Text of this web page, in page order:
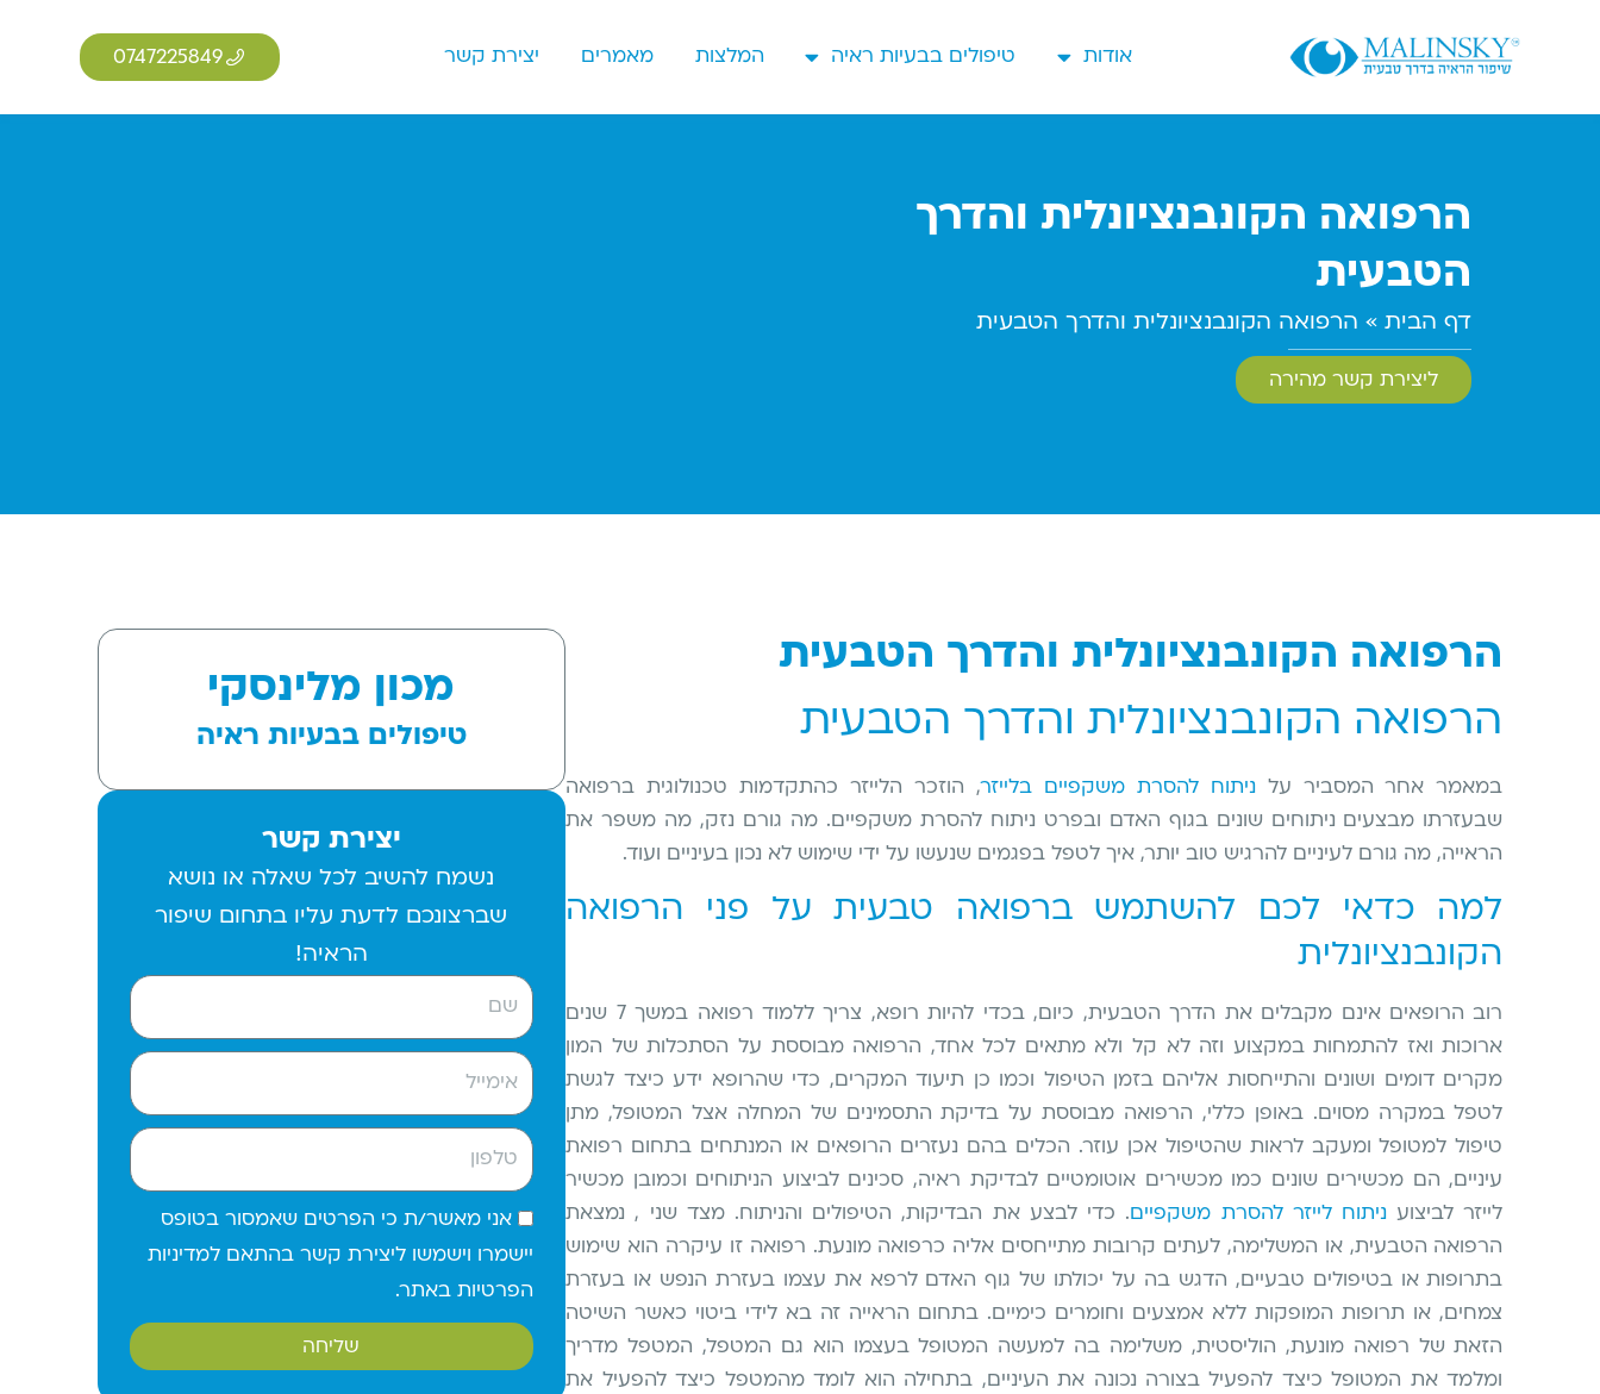
אודות טיפולים בבעיות ראיה המלצות מאמרים יצירת קשר 0747225849
הרפואה הקונבנציונלית והדרך
הטבעית
דף הבית» הרפואה הקונבנציונלית והדרך הטבעית
ליצירת קשר מהירה
הרפואה הקונבנציונלית והדרך הטבעית
הרפואה הקונבנציונלית והדרך הטבעית
במאמר אחר המסביר עלניתוח להסרת משקפיים בלייזר, הוזכר הלייזר כהתקדמות טכנולוגית ברפואה
שבעזרתו מבצעים ניתוחים שונים בגוף האדם
ובפרט ניתוח להסרת משקפיים. מה גורם נזק, מה משפר את
הראייה, מה גורם לעיניים להרגיש טוב יותר, איך לטפל בפגמים שנעשו על ידי שימוש לא נכון בעיניים ועוד.
למה כדאי לכם להשתמש ברפואה טבעית על פני הרפואה
הקונבנציונלית
רוב הרופאים אינם מקבלים את הדרך הטבעית,
כיום, בכדי להיות רופא, צריך ללמוד רפואה במשך 7 שנים
ארוכות ואז להתמחות במקצוע וזה לא קל ולא מתאים לכל אחד, הרפואה מבוססת על הסתכלות של המון
מקרים דומים ושונים והתייחסות אליהם בזמן הטיפול וכמו כן תיעוד המקרים, כדי שהרופא ידע כיצד לגשת
לטפל במקרה מסוים. באופן כללי, הרפואה מבוססת על בדיקת התסמינים של המחלה אצל המטופל, מתן
טיפול למטופל ומעקב לראות שהטיפול אכן עוזר. הכלים בהם נעזרים הרופאים או המנתחים בתחום רפואת
עיניים, הם מכשירים שונים כמו מכשירים אוטומטיים לבדיקת ראיה, סכינים לביצוע הניתוחים וכמובן מכשיר
לייזר לביצועניתוח לייזר להסרת משקפיים. כדי לבצע את הבדיקות, הטיפולים והניתוח. מצד שני , נמצאת
הרפואה הטבעית, או המשלימה, לעתים קרובות מתייחסים אליה כרפואה מונעת. רפואה זו עיקרה הוא שימוש
בתרופות או בטיפולים טבעיים, הדגש בה על יכולתו של גוף האדם לרפא את עצמו בעזרת הנפש או בעזרת
צמחים, או תרופות המופקות ללא אמצעים וחומרים כימיים. בתחום הראייה זה בא לידי ביטוי כאשר השיטה
הזאת של רפואה מונעת, הוליסטית, משלימה בה למעשה המטופל בעצמו הוא גם המטפל, המטפל מדריך
ומלמד את המטופל כיצד להפעיל בצורה נכונה את העיניים, בתחילה הוא לומד מהמטפל כיצד להפעיל את
מכון מלינסקי
טיפולים בבעיות ראיה
יצירת קשר
נשמח להשיב לכל שאלה או נושא
שברצונכם לדעת עליו בתחום שיפור
הראיה!
אני מאשר/ת כי הפרטים שאמסור בטופס
יישמרו וישמשו ליצירת קשר בהתאם למדיניות
הפרטיות באתר.
שליחה